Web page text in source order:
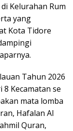
Kelurahan Rum
yang
Kota Tidore
Tahun 2026
Kecamatan se
mata lomba
Hafalan Al
Quran,